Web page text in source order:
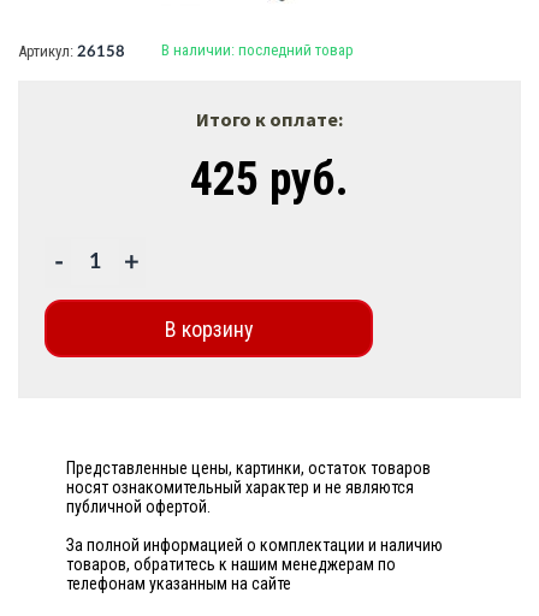
Артикул: 26158 В наличии: последний товар
Представленные цены, картинки, остаток товаров
носят ознакомительный характер и не являются
публичной офертой.
За полной информацией о комплектации и наличию
товаров, обратитесь к нашим менеджерам по
телефонам указанным на сайте
Итого к оплате:
425 руб.
+
-
В корзину